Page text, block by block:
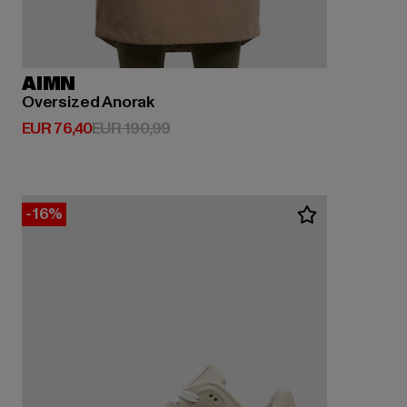
AIMN
Oversized Anorak
EUR 76,40
Huidige prijs: EUR 76,40
EUR 190,99Actieprijs: EUR 190,99
-16%